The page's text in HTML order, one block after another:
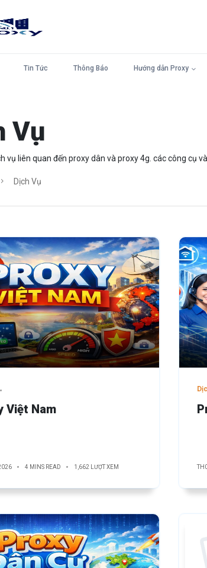
Tin Tức Thông Báo Hướng dẫn Proxy
Vụ
vụ liên quan đến proxy dân và proxy 4g. các công cụ
Dịch Vụ
Việt Nam
4 MINS READ 1,662 LƯỢT XEM